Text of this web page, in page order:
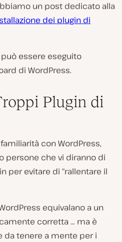
un post dedicato alla
dei plugin di
essere eseguito
di WordPress.
Plugin di
con WordPress,
persone che vi diranno di
per evitare di “rallentare il
equivalano a un
corretta … ma è
tenere a mente per i